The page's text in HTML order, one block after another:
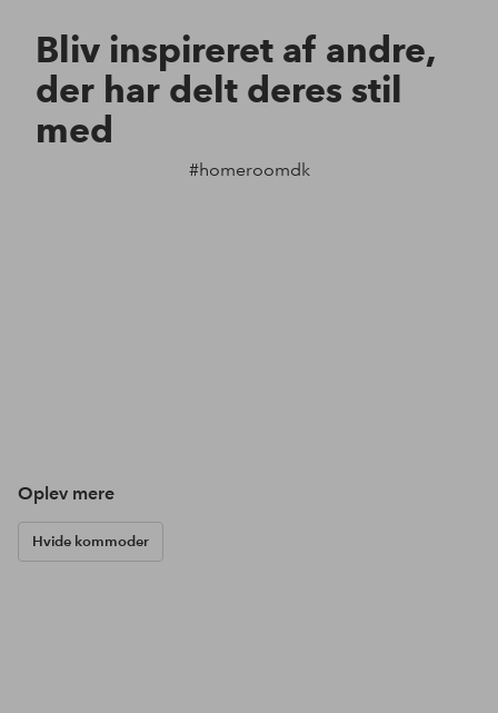
Bliv inspireret af andre,
der har delt deres stil
med
#homeroomdk
Oplev mere
Hvide kommoder